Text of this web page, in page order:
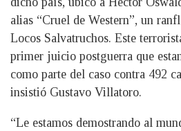
alias “Cruel de Western”, un
Locos Salvatruchos. Este
primer juicio postguerra que
como parte del caso contra 492
insistió Gustavo Villatoro.
“Le estamos demostrando al